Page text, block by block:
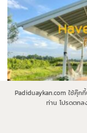
Padiduaykan.com ใช้คุ๊กกี้
ท่าน โปรดตกล